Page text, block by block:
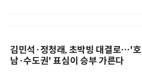
김민석·정청래, 초박빙 대결로…'호
남·수도권' 표심이 승부 가른다